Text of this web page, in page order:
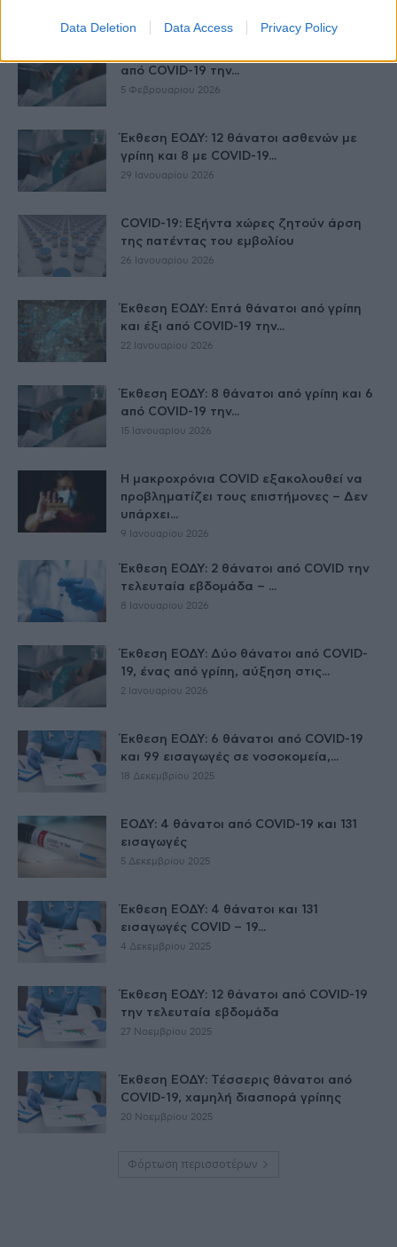
Data Deletion Data Access Privacy Policy
από COVID-19 την...
5 Φεβρουαρίου 2026
Έκθεση ΕΟΔΥ: 12 θάνατοι ασθενών με
γρίπη και 8 με COVID-19...
29 Ιανουαρίου 2026
COVID-19: Εξήντα χώρες ζητούν άρση
της πατέντας του εμβολίου
26 Ιανουαρίου 2026
Έκθεση ΕΟΔΥ: Επτά θάνατοι από γρίπη
και έξι από COVID-19 την...
22 Ιανουαρίου 2026
Έκθεση ΕΟΔΥ: 8 θάνατοι από γρίπη και 6
από COVID-19 την...
15 Ιανουαρίου 2026
Η μακροχρόνια COVID εξακολουθεί να
προβληματίζει τους επιστήμονες – Δεν
υπάρχει...
9 Ιανουαρίου 2026
Έκθεση ΕΟΔΥ: 2 θάνατοι από COVID την
τελευταία εβδομάδα – ...
8 Ιανουαρίου 2026
Έκθεση ΕΟΔΥ: Δύο θάνατοι από COVID-
19, ένας από γρίπη, αύξηση στις...
2 Ιανουαρίου 2026
Έκθεση ΕΟΔΥ: 6 θάνατοι από COVID-19
και 99 εισαγωγές σε νοσοκομεία,...
18 Δεκεμβρίου 2025
ΕΟΔΥ: 4 θάνατοι από COVID-19 και 131
εισαγωγές
5 Δεκεμβρίου 2025
Έκθεση ΕΟΔΥ: 4 θάνατοι και 131
εισαγωγές COVID – 19...
4 Δεκεμβρίου 2025
Έκθεση ΕΟΔΥ: 12 θάνατοι από COVID-19
την τελευταία εβδομάδα
27 Νοεμβρίου 2025
Έκθεση ΕΟΔΥ: Τέσσερις θάνατοι από
COVID-19, χαμηλή διασπορά γρίπης
20 Νοεμβρίου 2025
Φόρτωση περισσοτέρων